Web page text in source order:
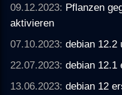
09.12.2023: Pflanzen
aktivieren
07.10.2023:debian 12.2
22.07.2023:debian 12.1
13.06.2023:debian 12